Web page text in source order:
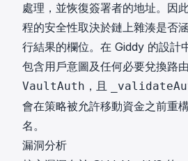
處理，並恢復簽署者的地址。因
程的安全性取決於鏈上雜湊是否
行結果的欄位。在 Giddy 的設計
包含用戶意圖及任何必要兌換路
VaultAuth ，且
會在策略被允許移動資金之前重
名。
漏洞分析